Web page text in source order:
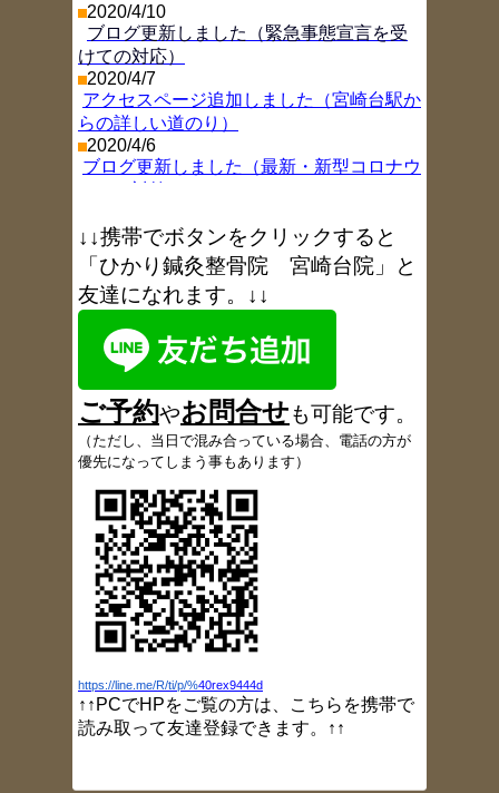
2020/4/10
ブログ更新しました（緊急事態宣言を受
けての対応）
2020/4/7
アクセスページ追加しました（宮崎台駅か
らの詳しい道のり）
2020/4/6
ブログ更新しました（最新・新型コロナウ
ブログ更新しました（年末年始お休み情
報）
2018/8/9
ブログ更新しました（お盆休み
ブログ更新しました（1周年を振り返り
2017/6/6
ブログ更新しました（6月18日午後休院の
お知らせ）
2017/5/18
患者さんの声、多数追加しました
2017/5/9
ブログ更新しました（定休日変更のお知ら
せ）
2017/5/4
ブログ更新しました（GW
2017/3/24
ブログ更新しました（灸頭鍼）
2017/3/23
ブログ更新しました（小指しびれ）
ブログ更新しました（肩痛）
2017/3/10
ブログ更新しました（大胸筋ストレッチ）
↓↓携帯でボタンをクリックすると
「ひかり鍼灸整骨院 宮崎台院」と
友達になれます。↓↓
ご予約やお問合せも可能です。
（ ただし、当日で混み合っている場合、電話の方が
優先になってしまう事もあります）
https://line.me/R/ti/p/%40rex9444d
↑↑PCでHPをご覧の方は、こちらを携帯で
読み取って友達登録できます。↑↑